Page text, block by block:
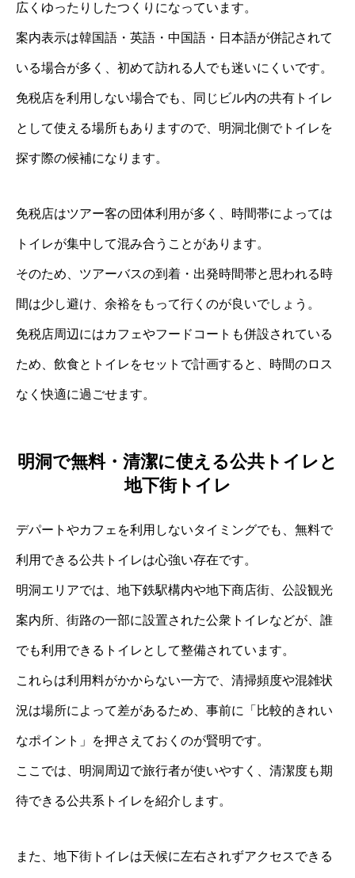
広くゆったりしたつくりになっています。
案内表示は韓国語・英語・中国語・日本語が併記されて
いる場合が多く、初めて訪れる人でも迷いにくいです。
免税店を利用しない場合でも、同じビル内の共有トイレ
として使える場所もありますので、明洞北側でトイレを
探す際の候補になります。
免税店はツアー客の団体利用が多く、時間帯によっては
トイレが集中して混み合うことがあります。
そのため、ツアーバスの到着・出発時間帯と思われる時
間は少し避け、余裕をもって行くのが良いでしょう。
免税店周辺にはカフェやフードコートも併設されている
ため、飲食とトイレをセットで計画すると、時間のロス
なく快適に過ごせます。
明洞で無料・清潔に使える公共トイレと
地下街トイレ
デパートやカフェを利用しないタイミングでも、無料で
利用できる公共トイレは心強い存在です。
明洞エリアでは、地下鉄駅構内や地下商店街、公設観光
案内所、街路の一部に設置された公衆トイレなどが、誰
でも利用できるトイレとして整備されています。
これらは利用料がかからない一方で、清掃頻度や混雑状
況は場所によって差があるため、事前に「比較的きれい
なポイント」を押さえておくのが賢明です。
ここでは、明洞周辺で旅行者が使いやすく、清潔度も期
待できる公共系トイレを紹介します。
また、地下街トイレは天候に左右されずアクセスできる